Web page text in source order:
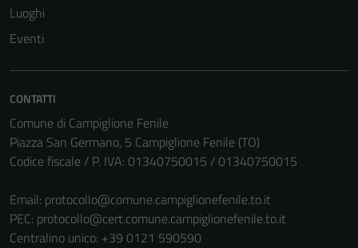
Luoghi
Eventi
CONTATTI
Comune di Campiglione Fenile
Piazza San Germano, 5 Campiglione Fenile (TO)
Codice fiscale / P. IVA: 01340750015 / 01340750015
Email: protocollo@comune.campiglionefenile.to.it
PEC: protocollo@cert.comune.campiglionefenile.to.it
Centralino unico: +39 0121 590590